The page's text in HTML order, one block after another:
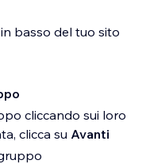
basso del tuo sito
cliccando sui loro
clicca su Avanti